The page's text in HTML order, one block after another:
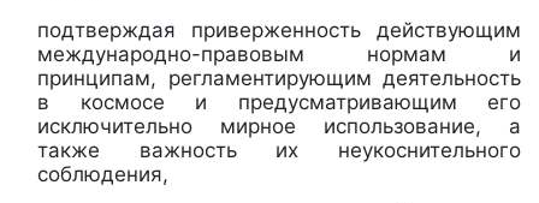
подтверждая приверженность действующим
международно-правовым нормам и
принципам, регламентирующим деятельность
в космосе и предусматривающим его
исключительно мирное использование, а
также важность их неукоснительного
соблюдения,